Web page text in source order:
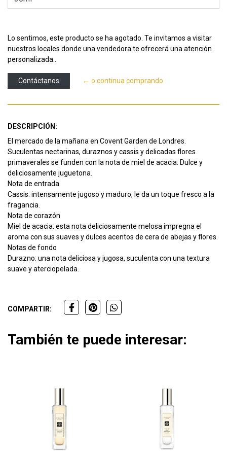
Lo sentimos, este producto se ha agotado. Te invitamos a visitar
nuestros locales donde una vendedora te ofrecerá una atención
personalizada..
Contáctanos ← o continua comprando
DESCRIPCIÓN:
El mercado de la mañana en Covent Garden de Londres.
Suculentas nectarinas, duraznos y cassis y delicadas flores
primaverales se funden con la nota de miel de acacia. Dulce y
deliciosamente juguetona.
Nota de entrada
Cassis: intensamente jugoso y maduro, le da un toque fresco a la
fragancia.
Nota de corazón
Miel de acacia: esta nota deliciosamente melosa impregna el
aroma con sus suaves y dulces acentos de cera de abejas y flores.
Notas de fondo
Durazno: una nota deliciosa y jugosa, suculenta con una textura
suave y aterciopelada.
COMPARTIR:
También te puede interesar: